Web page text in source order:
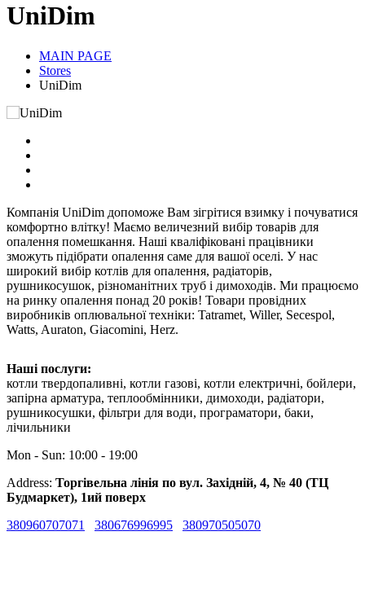
UniDim
MAIN PAGE
Stores
UniDim
Компанія UniDim допоможе Вам зігрітися взимку і почуватися
комфортно влітку! Маємо величезний вибір товарів для
опалення помешкання. Наші кваліфіковані працівники
зможуть підібрати опалення саме для вашої оселі. У нас
широкий вибір котлів для опалення, радіаторів,
рушникосушок, різноманітних труб і димоходів. Ми працюємо
на ринку опалення понад 20 років! Товари провідних
виробників оплювальної техніки: Tatramet, Willer, Secespol,
Watts, Auraton, Giacomini, Herz.
Наші послуги:
котли твердопаливні, котли газові, котли електричні, бойлери,
запірна арматура, теплообмінники, димоходи, радіатори,
рушникосушки, фільтри для води, програматори, баки,
лічильники
Mon - Sun: 10:00 - 19:00
Address: Торгівельна лінія по вул. Західній, 4, № 40 (ТЦ
Будмаркет), 1ий поверх
380960707071
380676996995 380970505070